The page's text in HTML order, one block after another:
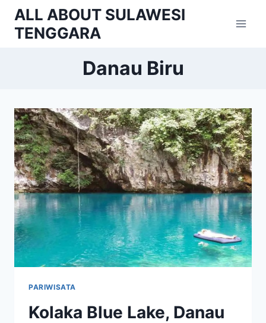
Skip
content
ALL ABOUT SULAWESI
TENGGARA
Danau Biru
PARIWISATA
Kolaka Blue Lake, Danau